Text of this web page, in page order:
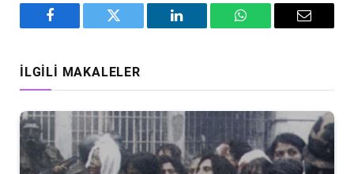
Facebook Twitter LinkedIn WhatsAppEmail
İLGILI MAKALELER